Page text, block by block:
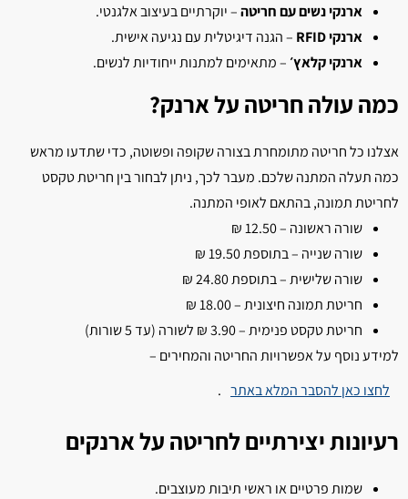
ארנקי נשים עם חריטה– יוקרתיים בעיצוב אלגנטי.
ארנקי RFID
– הגנה דיגיטלית עם נגיעה אישית.
ארנקי קלאץ׳ – מתאימים למתנות ייחודיות לנשים.
כמה עולה חריטה על ארנק?
אצלנו כל חריטה מתומחרת בצורה שקופה ופשוטה, כדי שתדעו מראש
כמה תעלה המתנה שלכם. מעבר לכך, ניתן לבחור בין חריטת טקסט
לחריטת תמונה, בהתאם לאופי המתנה.
שורה ראשונה – 12.50 ₪
שורה שנייה – בתוספת 19.50 ₪
שורה שלישית – בתוספת 24.80 ₪
חריטת תמונה חיצונית – 18.00 ₪
חריטת טקסט פנימית – 3.90 ₪ לשורה (עד 5 שורות)
למידע נוסף על אפשרויות החריטה והמחירים –
לחצו כאן להסבר המלא באתר .
רעיונות יצירתיים לחריטה על ארנקים
שמות פרטיים או ראשי תיבות מעוצבים.